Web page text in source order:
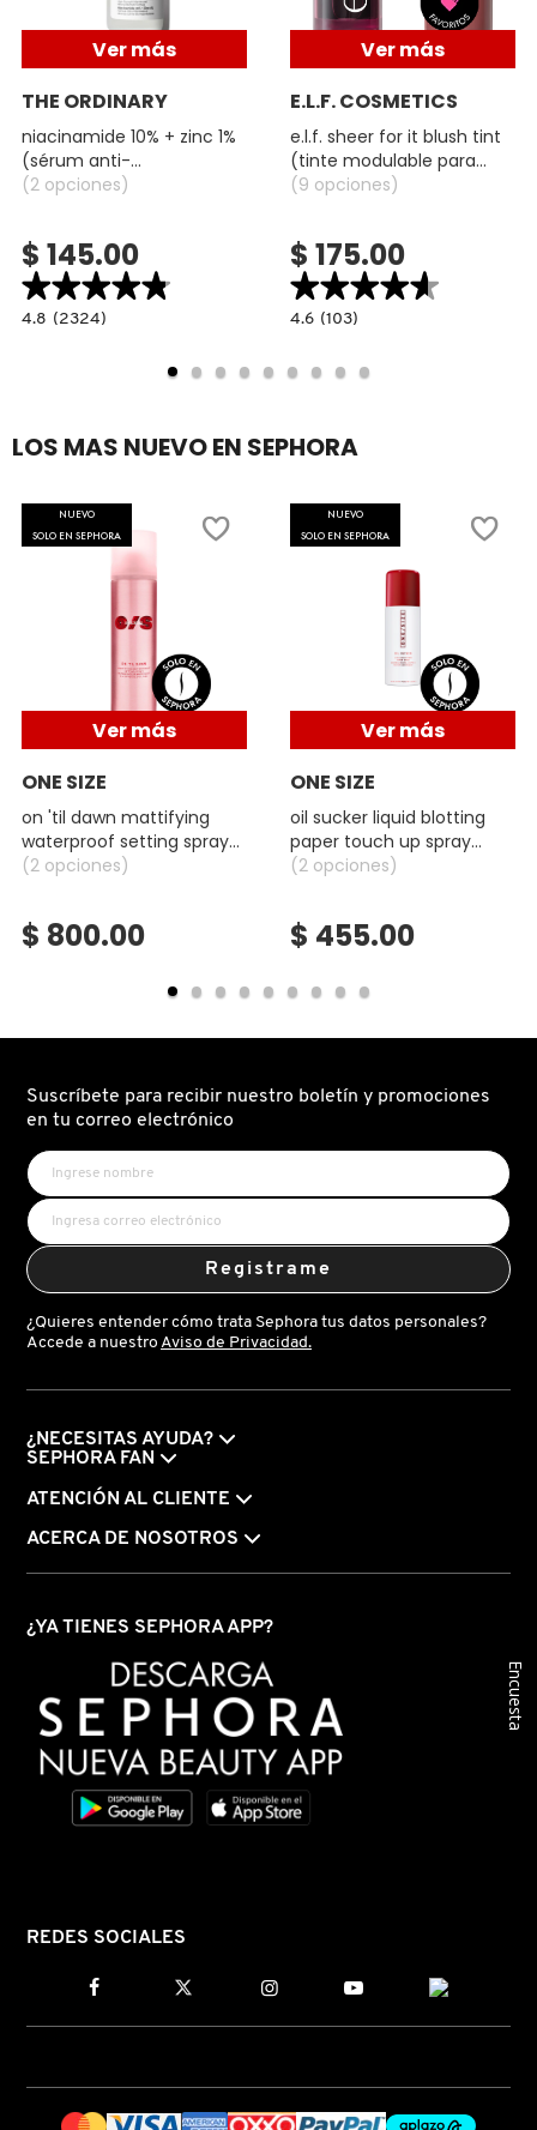
VERSACE
YVES SAINT LAURENT
Ver más
THE ORDINARY
niacinamide 10% + zinc 1%
(sérum anti-
imperfecciones y control
(2 opciones)
$ 145.00
★★★★★
★★★★★
4.8
ANTI-
IMPERFECCIONES
DE
POROS)
4.8 (2324)
Ver más
E.L.F. COSMETICS
e.l.f. sheer for it blush tint
(tinte modulable para
mejillas y labios)
(9 opciones)
$ 175.00
★★★★★
★★★★★
4.6
FOR
(TINTE
MODULABLE
Y
LABIOS)
4.6 (103)
LOS MAS NUEVO EN SEPHORA
NUEVO
SOLO EN SEPHORA
Ver más
ONE SIZE
on 'til dawn mattifying
waterproof setting spray
(fijador de maquillaje a
(2 opciones)
$ 800.00
NUEVO
SOLO EN SEPHORA
Ver más
ONE SIZE
oil sucker liquid blotting
paper touch up spray
(bruma de retoque)
(2 opciones)
$ 455.00
Suscríbete para recibir nuestro boletín y promociones
en tu correo electrónico
Registrame
¿Quieres entender cómo trata Sephora tus datos personales?
Accede a nuestro Aviso de Privacidad.
¿NECESITAS AYUDA?
SEPHORA FAN
ATENCIÓN AL CLIENTE
ACERCA DE NOSOTROS
¿YA TIENES SEPHORA APP?
REDES SOCIALES
Encuesta